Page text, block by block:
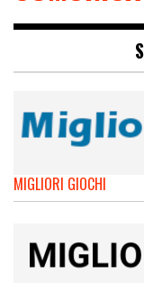
MIGLIORI GIOCHI